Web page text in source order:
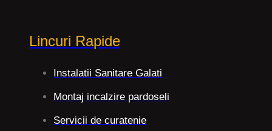
Lincuri Rapide
Instalatii Sanitare Galati
Montaj incalzire pardoseli
Servicii de curatenie